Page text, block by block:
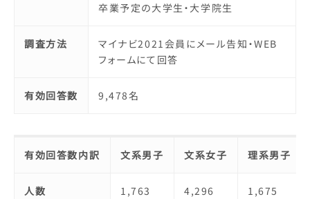
卒業予定の大学生・大学院生
調査方法
マイナビ2021会員にメール告知・WEB
フォームにて回答
有効回答数 9,478名
有効回答数内訳 文系男子 文系女子 理系男子
人数 1,763 4,296 1,675